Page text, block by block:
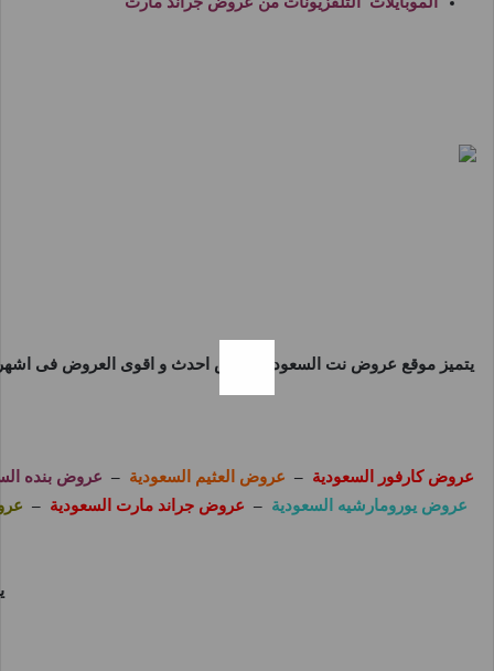
يتميز موقع عروض نت السعودية بعرض احدث و اقوى العروض فى اشهر
عروض كارفور السعودية – عروض العثيم السعودية – عروض بنده
عروض يورومارشيه السعودية – عروض جراند مارت السعودية –